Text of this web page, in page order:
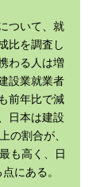
ついて、就
比を調査し
わる人は増
設業就業者
前年比で減
日本は建設
の割合が、
も高く、日
にある。